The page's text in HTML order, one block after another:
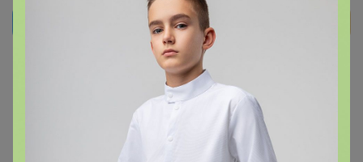
Как здесь все устроено?